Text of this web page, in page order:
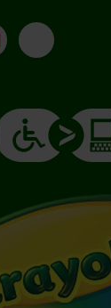
Instagram
Email